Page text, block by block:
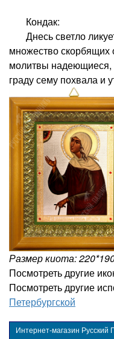
Кондак:
Днесь светло
множество скорбящих
молитвы надеющиеся,
граду сему похвала и
Размер киота:
Посмотреть другие
Посмотреть другие
Петербургской
Интернет-магазин